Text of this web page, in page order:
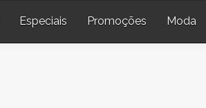
Especiais Promoções Moda